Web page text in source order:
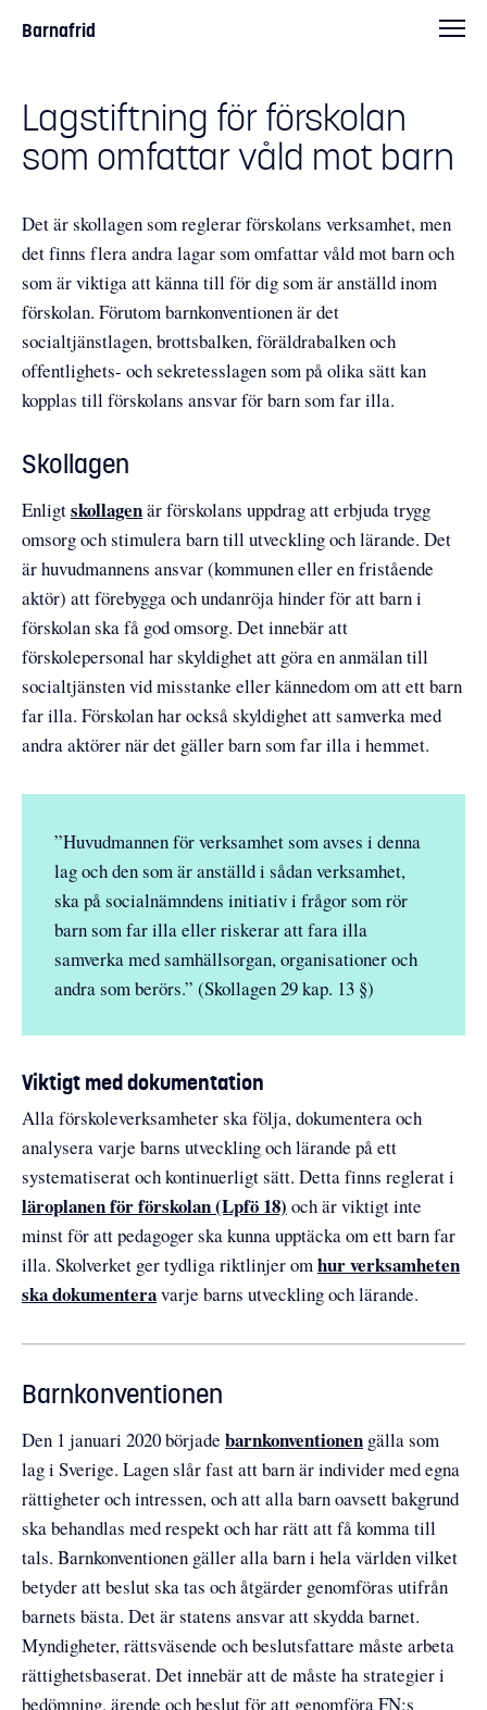
Barnafrid
Lagstiftning för förskolan
som omfattar våld mot barn
Det är skollagen som reglerar förskolans verksamhet, men
det finns flera andra lagar som omfattar våld mot barn och
som är viktiga att känna till för dig som är anställd inom
förskolan. Förutom barnkonventionen är det
socialtjänstlagen, brottsbalken, föräldrabalken och
offentlighets- och sekretesslagen som på olika sätt kan
kopplas till förskolans ansvar för barn som far illa.
Skollagen
Enligtskollagenär förskolans uppdrag att erbjuda trygg
omsorg och stimulera barn till utveckling och lärande. Det
är huvudmannens ansvar (kommunen eller en fristående
aktör) att förebygga och undanröja hinder för att barn i
förskolan ska få god omsorg. Det innebär att
förskolepersonal har skyldighet att göra en anmälan till
socialtjänsten vid misstanke eller kännedom om att ett barn
far illa. Förskolan har också skyldighet att samverka med
andra aktörer när det gäller barn som far illa i hemmet.
”Huvudmannen för verksamhet som avses i denna
lag och den som är anställd i sådan verksamhet,
ska på socialnämndens initiativ i frågor som rör
barn som far illa eller riskerar att fara illa
samverka med samhällsorgan, organisationer och
andra som berörs.” (Skollagen 29 kap. 13 §)
Viktigt med dokumentation
Alla förskoleverksamheter ska följa, dokumentera och
analysera varje barns utveckling och lärande på ett
systematiserat och kontinuerligt sätt. Detta finns reglerat i
läroplanen för förskolan (Lpfö 18) och är viktigt inte
minst för att pedagoger ska kunna upptäcka om ett barn far
illa. Skolverket ger tydliga riktlinjer omhur verksamheten
ska dokumenteravarje barns utveckling och lärande.
Barnkonventionen
Den 1 januari 2020 började barnkonventionen gälla som
lag i Sverige. Lagen slår fast att barn är individer med egna
rättigheter och intressen, och att alla barn oavsett bakgrund
ska behandlas med respekt och har rätt att få komma till
tals. Barnkonventionen gäller alla barn i hela världen vilket
betyder att beslut ska tas och åtgärder genomföras utifrån
barnets bästa. Det är statens ansvar att skydda barnet.
Myndigheter, rättsväsende och beslutsfattare måste arbeta
rättighetsbaserat. Det innebär att de måste ha strategier i
bedömning, ärende och beslut för att genomföra FN:s